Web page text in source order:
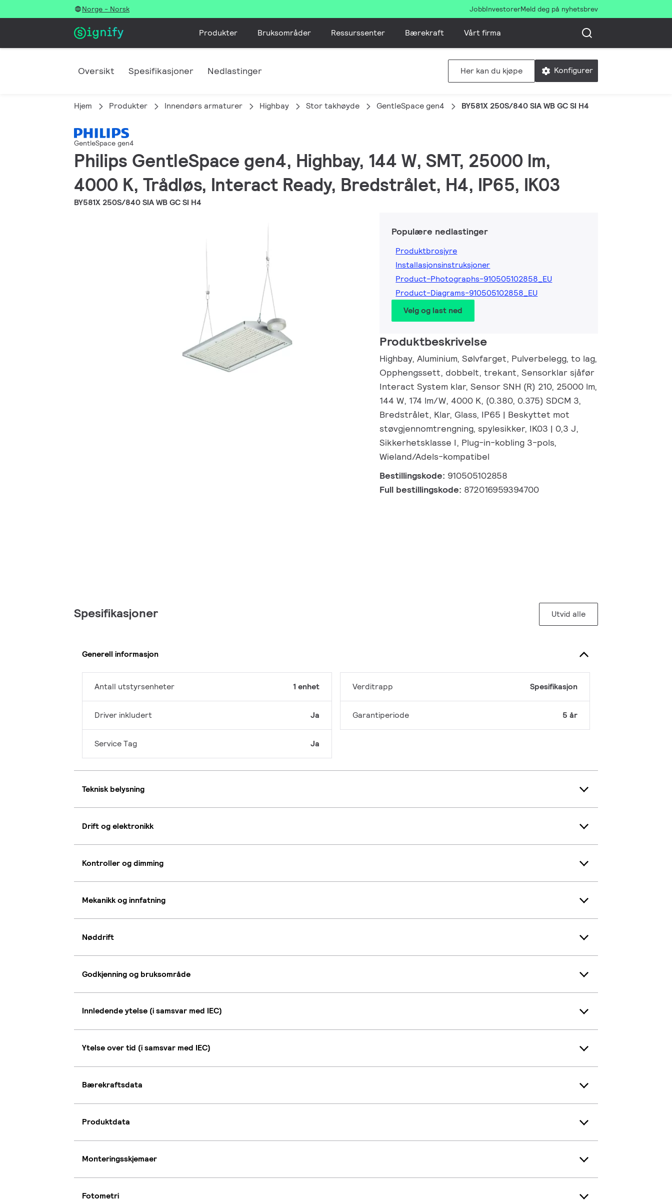
Norge - Norsk JobbInvestorerMeld deg på nyhetsbrev
Produkter Bruksområder Ressurssenter Bærekraft Vårt firma
Oversikt Spesifikasjoner Nedlastinger Her kan du kjøpe Konfigurer
Hjem Produkter Innendørs armaturer Highbay Stor takhøyde GentleSpace gen4 BY581X 250S/840 SIA WB GC SI H4
GentleSpace gen4
Philips GentleSpace gen4, Highbay, 144 W, SMT, 25000 lm,
4000 K, Trådløs, Interact Ready, Bredstrålet, H4, IP65, IK03
BY581X 250S/840 SIA WB GC SI H4
Populære nedlastinger
Produktbrosjyre
Installasjonsinstruksjoner
Product-Photographs-910505102858_EU
Product-Diagrams-910505102858_EU
Velg og last ned
Produktbeskrivelse
Highbay, Aluminium, Sølvfarget, Pulverbelegg, to lag,
Opphengssett, dobbelt, trekant, Sensorklar sjåfør
Interact System klar, Sensor SNH (R) 210, 25000 lm,
144 W, 174 lm/W, 4000 K, (0.380, 0.375) SDCM 3,
Bredstrålet, Klar, Glass, IP65 | Beskyttet mot
støvgjennomtrengning, spylesikker, IK03 | 0,3 J,
Sikkerhetsklasse I, Plug-in-kobling 3-pols,
Wieland/Adels-kompatibel
Bestillingskode: 910505102858
Full bestillingskode: 872016959394700
Spesifikasjoner Utvid alle
Generell informasjon
Antall utstyrsenheter 1 enhet
Driver inkludert Ja
Service Tag Ja
Verditrapp Spesifikasjon
Garantiperiode 5 år
Teknisk belysning
Drift og elektronikk
Kontroller og dimming
Mekanikk og innfatning
Nøddrift
Godkjenning og bruksområde
Innledende ytelse (i samsvar med IEC)
Ytelse over tid (i samsvar med IEC)
Bærekraftsdata
Produktdata
Monteringsskjemaer
Fotometri